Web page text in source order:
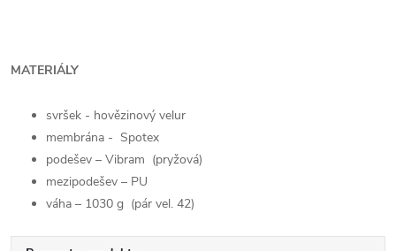
MATERIÁLY
svršek - hovězinový velur
membrána - Spotex
podešev – Vibram (pryžová)
mezipodešev – PU
váha – 1030 g (pár vel. 42)